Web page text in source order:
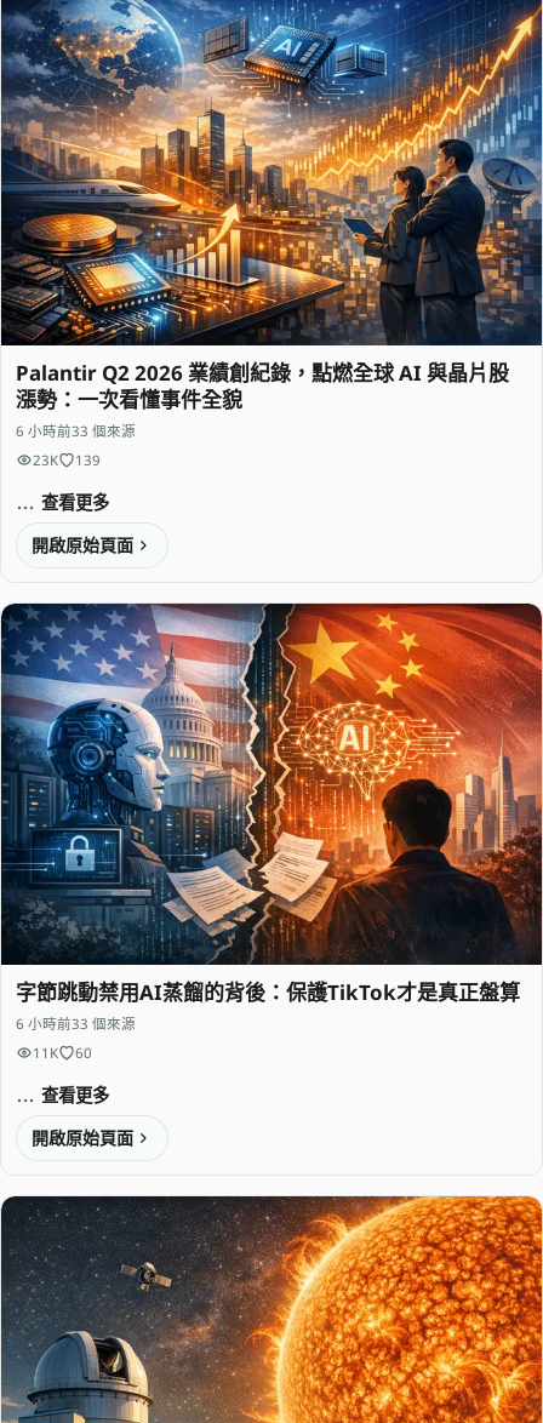
Palantir Q2 2026 業績創紀錄，點燃全球 AI 與晶片股
漲勢：一次看懂事件全貌
6 小時前33 個來源
23K
139
查看更多
開啟原始頁面
字節跳動禁用AI蒸餾的背後：保護TikTok才是真正盤算
6 小時前33 個來源
11K
60
查看更多
開啟原始頁面